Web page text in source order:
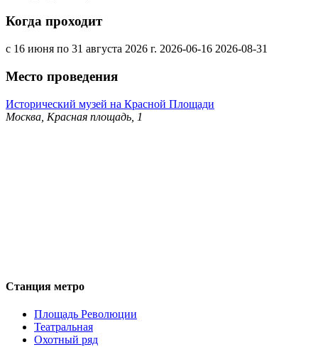
Когда проходит
с 16 июня по 31 августа 2026 г. 2026-06-16 2026-08-31
Место проведения
Исторический музей на Красной Площади
Москва, Красная площадь, 1
Станция метро
Площадь Революции
Театральная
Охотный ряд